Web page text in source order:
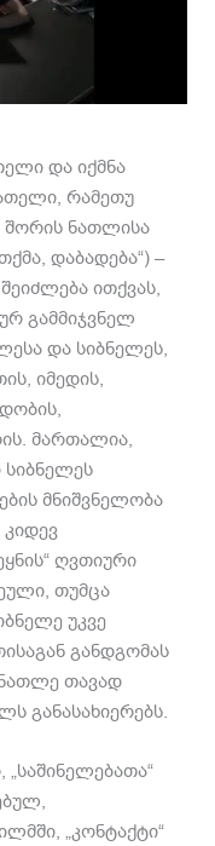
და იქმნა
,რამეთუ
შორის ნათლისა
,დაბადება“) –
შეიძლება ითქვას,
გამმიჯვნელ
და სიბნელეს,
,იმედის,
,
.მართალია,
მნიშვნელობა
“ღვთიური
,თუმცა
უკვე
განდგომას
თავად
განასახიერებს.
, „საშინელებათა“
,
, „კონტაქტი“